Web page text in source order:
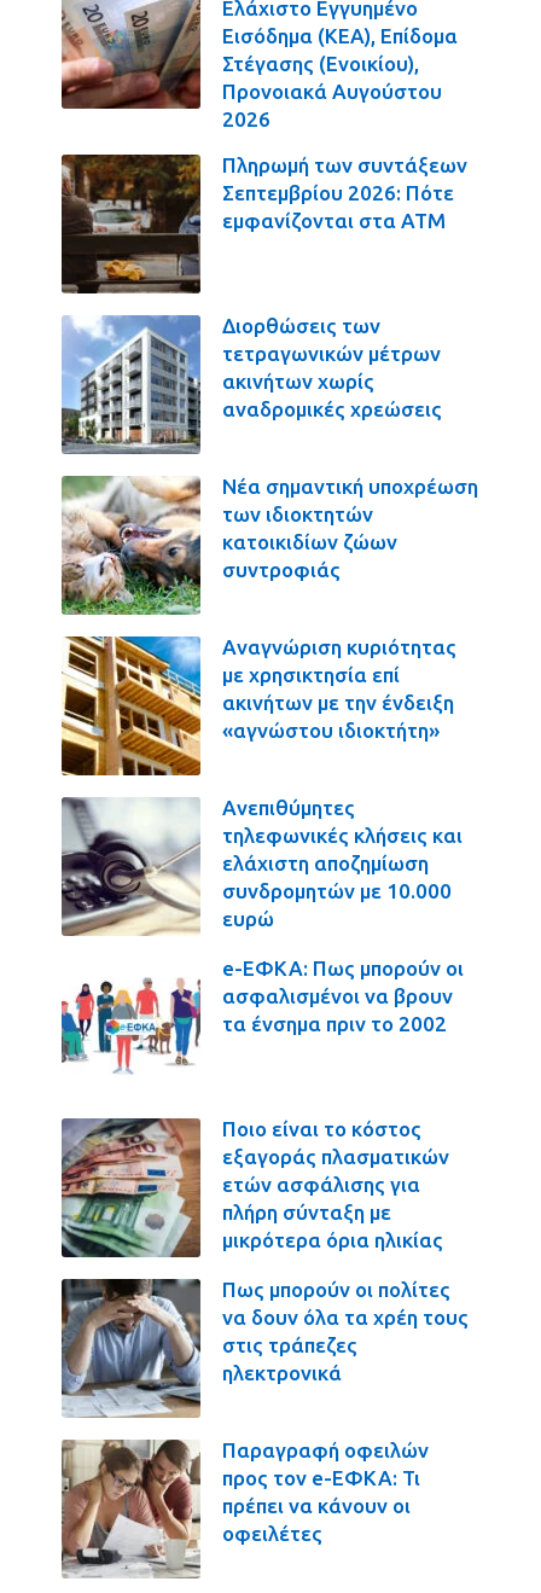
Ελάχιστο Εγγυημένο
Εισόδημα (ΚΕΑ), Επίδομα
Στέγασης (Ενοικίου),
Προνοιακά Αυγούστου
2026
Πληρωμή των συντάξεων
Σεπτεμβρίου 2026: Πότε
εμφανίζονται στα ΑΤΜ
Διορθώσεις των
τετραγωνικών μέτρων
ακινήτων χωρίς
αναδρομικές χρεώσεις
Νέα σημαντική υποχρέωση
των ιδιοκτητών
κατοικιδίων ζώων
συντροφιάς
Αναγνώριση κυριότητας
με χρησικτησία επί
ακινήτων με την ένδειξη
«αγνώστου ιδιοκτήτη»
Ανεπιθύμητες
τηλεφωνικές κλήσεις και
ελάχιστη αποζημίωση
συνδρομητών με 10.000
ευρώ
e-ΕΦΚΑ: Πως μπορούν οι
ασφαλισμένοι να βρουν
τα ένσημα πριν το 2002
Ποιο είναι το κόστος
εξαγοράς πλασματικών
ετών ασφάλισης για
πλήρη σύνταξη με
μικρότερα όρια ηλικίας
Πως μπορούν οι πολίτες
να δουν όλα τα χρέη τους
στις τράπεζες
ηλεκτρονικά
Παραγραφή οφειλών
προς τον e-ΕΦΚΑ: Τι
πρέπει να κάνουν οι
οφειλέτες